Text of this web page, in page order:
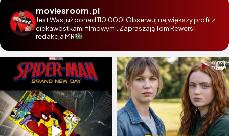
moviesroom.pl
Jest Was już ponad 110.000! Obserwuj największy profil z
ciekawostkami filmowymi. Zapraszają Tom Rewers i
redakcja MR